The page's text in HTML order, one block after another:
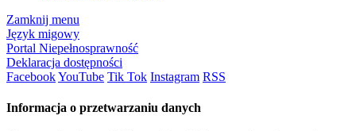
Zamknij menu
Język migowy
Portal Niepełnosprawność
Deklaracja dostępności
FacebookYouTube Tik Tok Instagram RSS
Informacja o przetwarzaniu danych